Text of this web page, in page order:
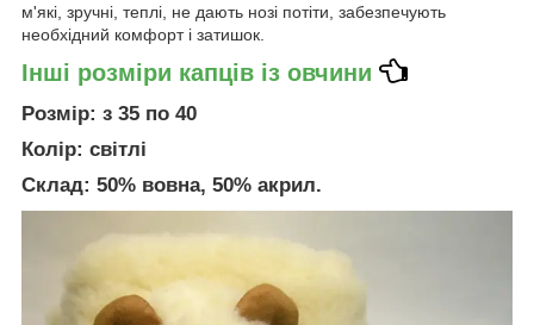
м'які, зручні, теплі, не дають нозі потіти, забезпечують
необхідний комфорт і затишок.
Інші розміри капців із овчини
Розмір: з 35 по 40
Колір: світлі
Склад: 50% вовна, 50% акрил.